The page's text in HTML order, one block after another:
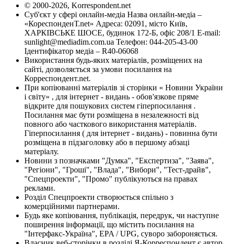
© 2000-2026, Korrespondent.net
Суб'єкт у сфері онлайн-медіа Назва онлайн-медіа –
«КореспонденТ.net» Адреса: 02091, місто Київ,
ХАРКІВСЬКЕ ШОСЕ, будинок 172-Б, офіс 208/1 E-mail:
sunlight@mediadim.com.ua Телефон: 044-205-43-00
Ідентифікатор медіа – R40-06068
Використання будь-яких матеріалів, розміщених на
сайті, дозволяється за умови посилання на
Корреспондент.net.
При копіюванні матеріалів зі сторінки « Новини України
і світу» , для інтернет - видань - обов'язкове пряме
відкрите для пошукових систем гіперпосилання .
Посилання має бути розміщена в незалежності від
повного або часткового використання матеріалів.
Гіперпосилання ( для інтернет - видань) - повинна бути
розміщена в підзаголовку або в першому абзаці
матеріалу.
Новини з позначками "Думка", "Експертиза", "Заява",
"Регіони", "Гроші", "Влада", "Вибори", "Тест-драйв",
"Спецпроекти", "Промо" публікуються на правах
реклами.
Розділ Спецпроекти створюється спільно з
комерційними партнерами.
Будь яке копіювання, публікація, передрук, чи наступне
поширення інформації, що містить посилання на
"Інтерфакс-Україна", EPA / UPG, суворо забороняється.